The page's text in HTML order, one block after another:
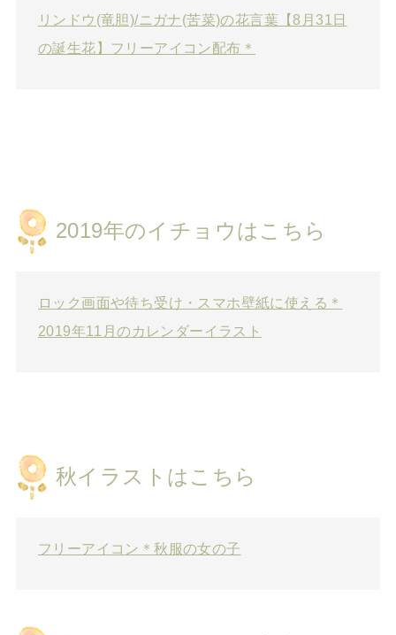
リンドウ(竜胆)/ニガナ(苦菜)の花言葉【8月31日
の誕生花】フリーアイコン配布＊
2019年のイチョウはこちら
ロック画面や待ち受け・スマホ壁紙に使える＊
2019年11月のカレンダーイラスト
秋イラストはこちら
フリーアイコン＊秋服の女の子